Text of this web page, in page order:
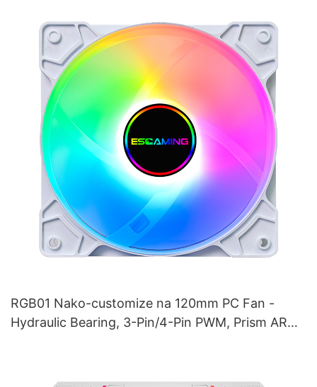
RGB01 Nako-customize na 120mm PC Fan -
Hydraulic Bearing, 3-Pin/4-Pin PWM, Prism ARGB